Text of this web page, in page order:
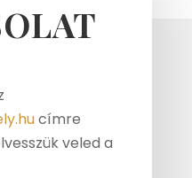
címre
veled a